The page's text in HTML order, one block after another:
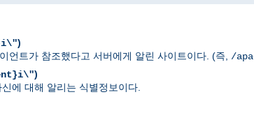
)
트가 참조했다고 서버에게 알린 사이트이다. (즉, /
)
에 대해 알리는 식별정보이다.